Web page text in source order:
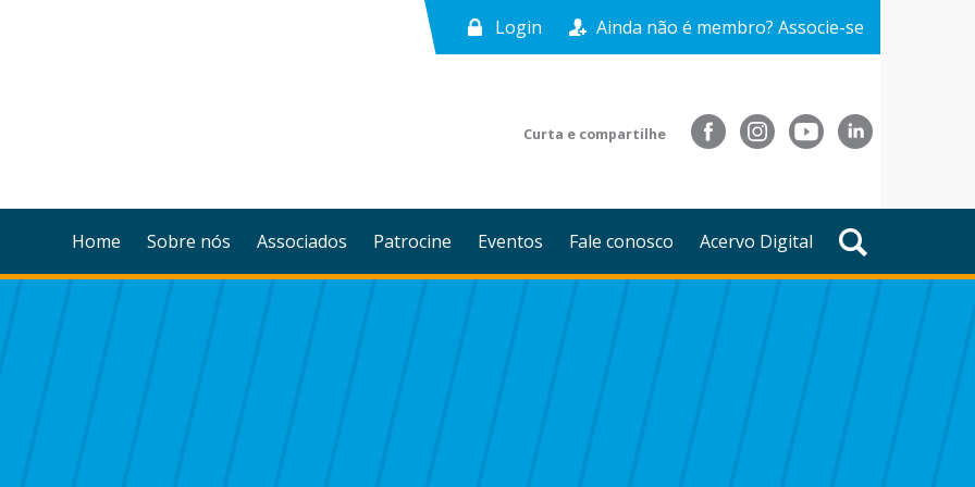
Login Ainda não é membro? Associe-se
Curta e compartilhe
Home Sobre nós Associados Patrocine Eventos Fale conosco Acervo Digital